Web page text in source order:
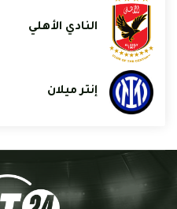
النادي الأهلي
إنتر ميلان